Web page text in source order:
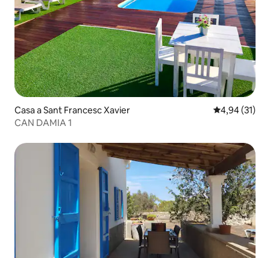
Casa a Sant Francesc Xavier 4,94 de
4,94 (31)
CAN DAMIA 1